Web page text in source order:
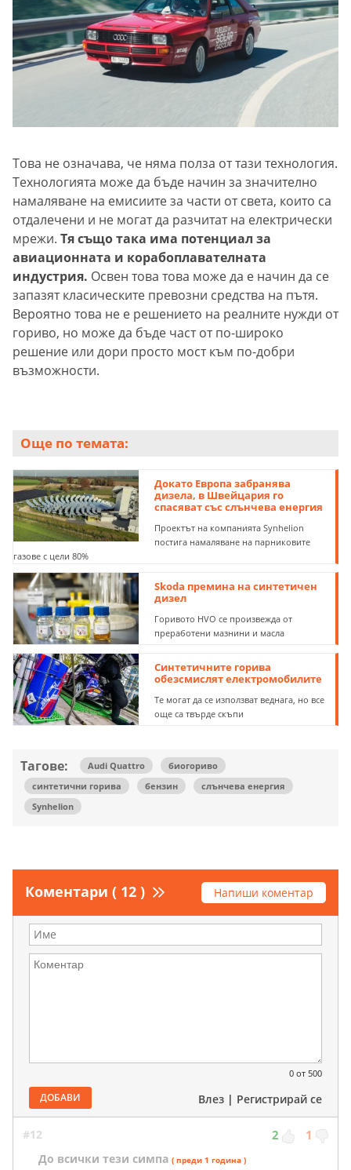
Това не означава, че няма полза от тази технология.
Технологията може да бъде начин за значително
намаляване на емисиите за части от света, които са
отдалечени и не могат да разчитат на електрически
мрежи. Тя също така има потенциал за
авиационната и корабоплавателната
индустрия. Освен това това може да е начин да се
запазят класическите превозни средства на пътя.
Вероятно това не е решението на реалните нужди от
гориво, но може да бъде част от по-широко
решение или дори просто мост към по-добри
възможности.
Още по темата:
Докато Европа забранява
дизела, в Швейцария го
спасяват със слънчева енергия
Проектът на компанията Synhelion
постига намаляване на парниковите
газове с цели 80%
Skoda премина на синтетичен
дизел
Горивото HVO се произвежда от
преработени мазнини и масла
Синтетичните горива
обезсмислят електромобилите
Те могат да се използват веднага, но все
още са твърде скъпи
Тагове: Audi Quattro
биогориво
синтетични горива
бензин
слънчева енергия
Synhelion
Коментари ( 12 ) Напиши коментар
0 от 500
ДОБАВИ Влез | Регистрирай се
#12 2 1
До всички тези симпа ( преди 1 година )